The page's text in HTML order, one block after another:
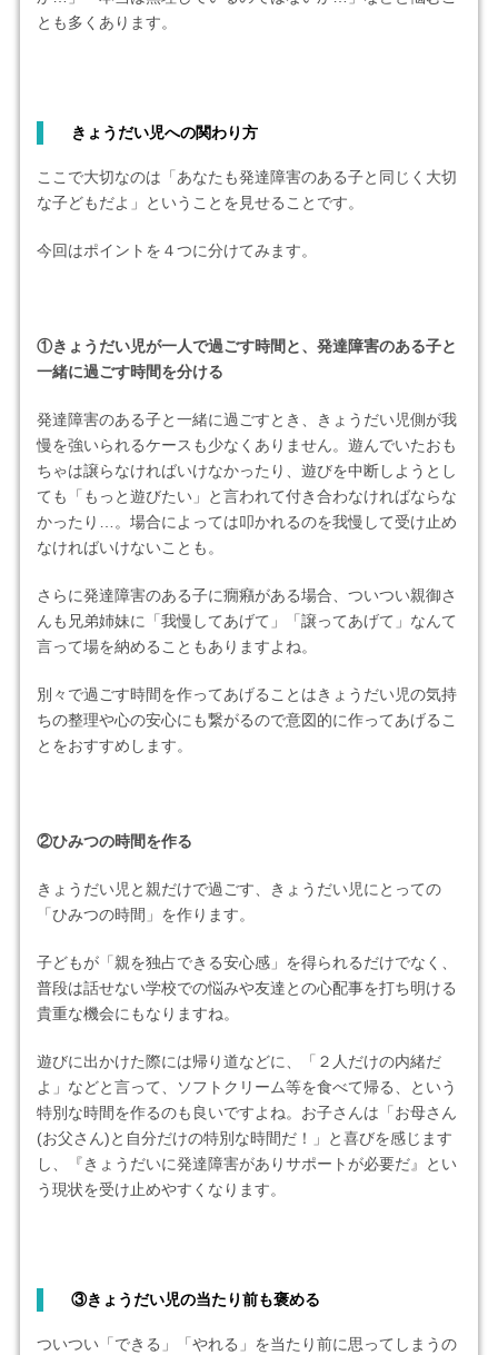
とも多くあります。
きょうだい児への関わり方
ここで大切なのは「あなたも発達障害のある子と同じく大切
な子どもだよ」ということを見せることです。
今回はポイントを４つに分けてみます。
①きょうだい児が一人で過ごす時間と、発達障害のある子と
一緒に過ごす時間を分ける
発達障害のある子と一緒に過ごすとき、きょうだい児側が我
慢を強いられるケースも少なくありません。遊んでいたおも
ちゃは譲らなければいけなかったり、遊びを中断しようとし
ても「もっと遊びたい」と言われて付き合わなければならな
かったり…。場合によっては叩かれるのを我慢して受け止め
なければいけないことも。
さらに発達障害のある子に癇癪がある場合、ついつい親御さ
んも兄弟姉妹に「我慢してあげて」「譲ってあげて」なんて
言って場を納めることもありますよね。
別々で過ごす時間を作ってあげることはきょうだい児の気持
ちの整理や心の安心にも繋がるので意図的に作ってあげるこ
とをおすすめします。
②ひみつの時間を作る
きょうだい児と親だけで過ごす、きょうだい児にとっての
「ひみつの時間」を作ります。
子どもが「親を独占できる安心感」を得られるだけでなく、
普段は話せない学校での悩みや友達との心配事を打ち明ける
貴重な機会にもなりますね。
遊びに出かけた際には帰り道などに、「２人だけの内緒だ
よ」などと言って、ソフトクリーム等を食べて帰る、という
特別な時間を作るのも良いですよね。お子さんは「お母さん
(お父さん)と自分だけの特別な時間だ！」と喜びを感じます
し、『きょうだいに発達障害がありサポートが必要だ』とい
う現状を受け止めやすくなります。
③きょうだい児の当たり前も褒める
ついつい「できる」「やれる」を当たり前に思ってしまうの